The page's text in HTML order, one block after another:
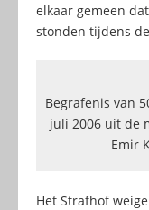
elkaar gemeen
stonden tijdens
Begrafenis van
juli 2006 uit de
Emir
Het Strafhof